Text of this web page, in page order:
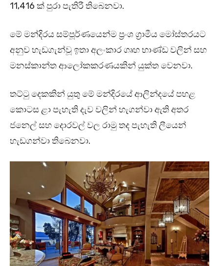
11,416 ක් පුරා පැතිරී තිබෙනවා.
මේ මන්දිරය සම්පූර්ණයෙන්ම ප්‍රංශ ග්‍රාමීය මෝස්තරයට
අනුව හැඩගැන්වූ ඉතා අලංකාර ගෘහ භාණ්ඩ වලින් සහ
මනස්කාන්ත ආලෝකකරණයකින් යුක්ත වෙනවා.
තට්ටු දෙකකින් යුතු මේ මන්දිරයේ ආලින්දයේ පහළ
කොටස ළා පැහැති දැව වලින් හැගන්වා ඇති අතර
ජනෙල් සහ දොරවල් වල රාමු තද පැහැති ලීයෙන්
හැඩගන්වා තිබෙනවා.